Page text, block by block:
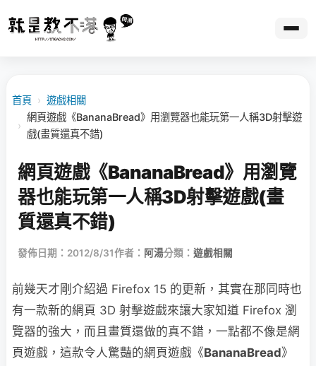
首頁 › 遊戲相關
›
網頁遊戲《BananaBread》用瀏覽器也能玩第一人稱3D射擊遊
戲(畫質還真不錯)
網頁遊戲《BananaBread》用瀏覽
器也能玩第一人稱3D射擊遊戲(畫
質還真不錯)
發佈日期：2012/8/31作者： 阿湯分類： 遊戲相關
前幾天才剛介紹過 Firefox 15 的更新，其實在那同時也
有一款新的網頁 3D 射擊遊戲來讓大家知道 Firefox 瀏
覽器的強大，而且畫質還做的真不錯，一點都不像是網
頁遊戲，這款令人驚豔的網頁遊戲《BananaBread》